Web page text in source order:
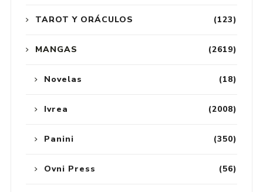
(123)
TAROT Y ORÁCULOS
(2619)
MANGAS
(18)
Novelas
(2008)
Ivrea
(350)
Panini
(56)
Ovni Press